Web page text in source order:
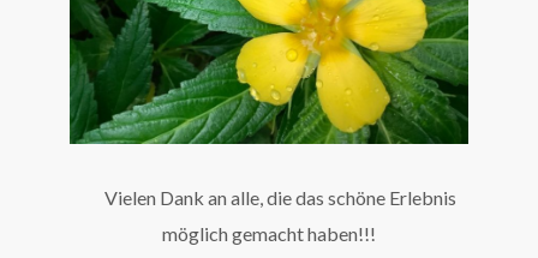
Vielen Dank an alle, die das schöne Erlebnis
möglich gemacht haben!!!